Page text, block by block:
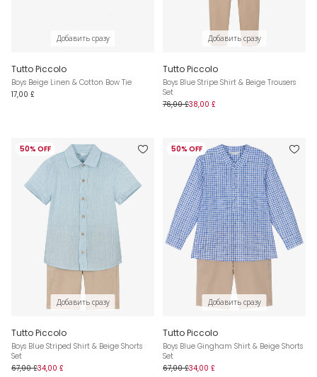
Добавить сразу
Tutto Piccolo
Boys Beige Linen & Cotton Bow Tie
17,00 £
Добавить сразу
Tutto Piccolo
Boys Blue Stripe Shirt & Beige Trousers
Set
76,00 £38,00 £
50% OFF
Добавить сразу
Tutto Piccolo
Boys Blue Striped Shirt & Beige Shorts
Set
67,00 £34,00 £
50% OFF
Добавить сразу
Tutto Piccolo
Boys Blue Gingham Shirt & Beige Shorts
Set
67,00 £34,00 £